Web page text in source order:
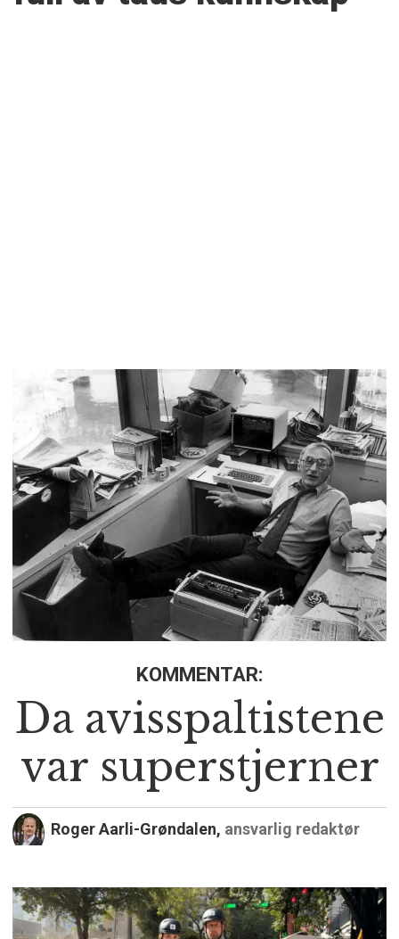
KOMMENTAR:
Da avisspaltistene
var superstjerner
Roger Aarli-Grøndalen, ansvarlig redaktør